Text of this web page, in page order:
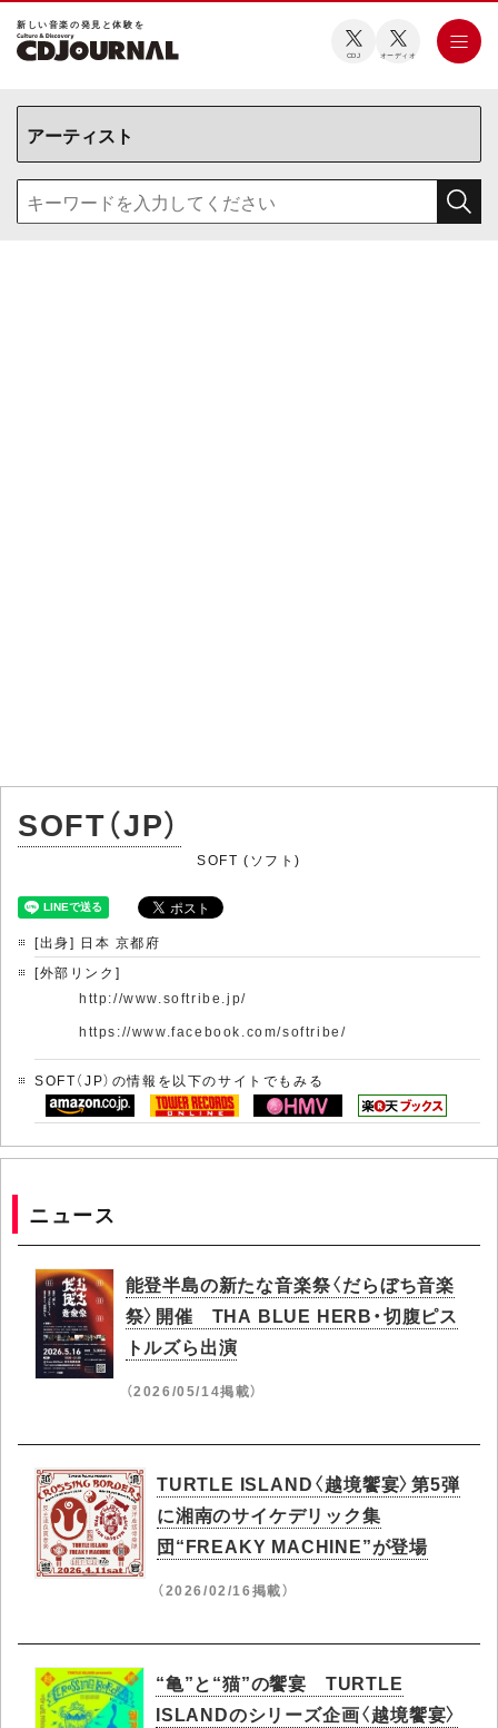
新しい⾳楽の発⾒と体験を
CDJ オーディオ
SOFT（JP）
SOFT (ソフト)
[出身] 日本 京都府
[外部リンク]
http://www.softribe.jp/
https://www.facebook.com/softribe/
SOFT（JP）の情報を以下のサイトでもみる
ニュース
能登半島の新たな音楽祭〈だらぼち音楽
祭〉開催 THA BLUE HERB・切腹ピス
トルズら出演
（2026/05/14掲載）
TURTLE ISLAND〈越境饗宴〉第5弾
に湘南のサイケデリック集
団“FREAKY MACHINE”が登場
（2026/02/16掲載）
“亀”と“猫”の饗宴 TURTLE
ISLANDのシリーズ企画〈越境饗宴〉